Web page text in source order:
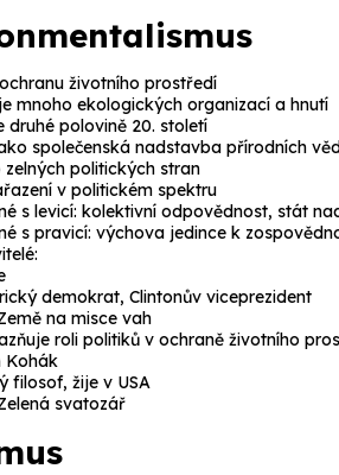
životního prostředí
mnoho ekologických organizací a hnutí
druhé polovině 20. století
společenská nadstavba přírodních věd
zelných politických stran
v politickém spektru
s levicí: kolektivní odpovědnost, stát
s pravicí: výchova jedince k
demokrat, Clintonův viceprezident
na misce vah
roli politiků v ochraně životního
Kohák
filosof, žije v USA
svatozář